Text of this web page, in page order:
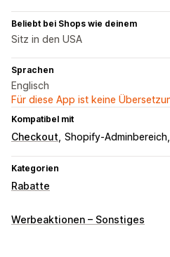
Beliebt bei Shops wie deinem
Sitz in den USA
Sprachen
Englisch
Für diese App ist keine
Kompatibel mit
Checkout Shopify-Adminbereich
Kategorien
Rabatte
Rabatt-Typen
Werbeaktionen – Sonstiges